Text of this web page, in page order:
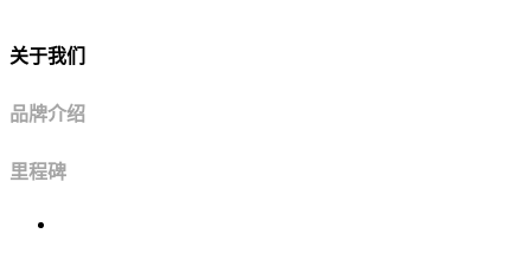
关于我们
品牌介绍
里程碑